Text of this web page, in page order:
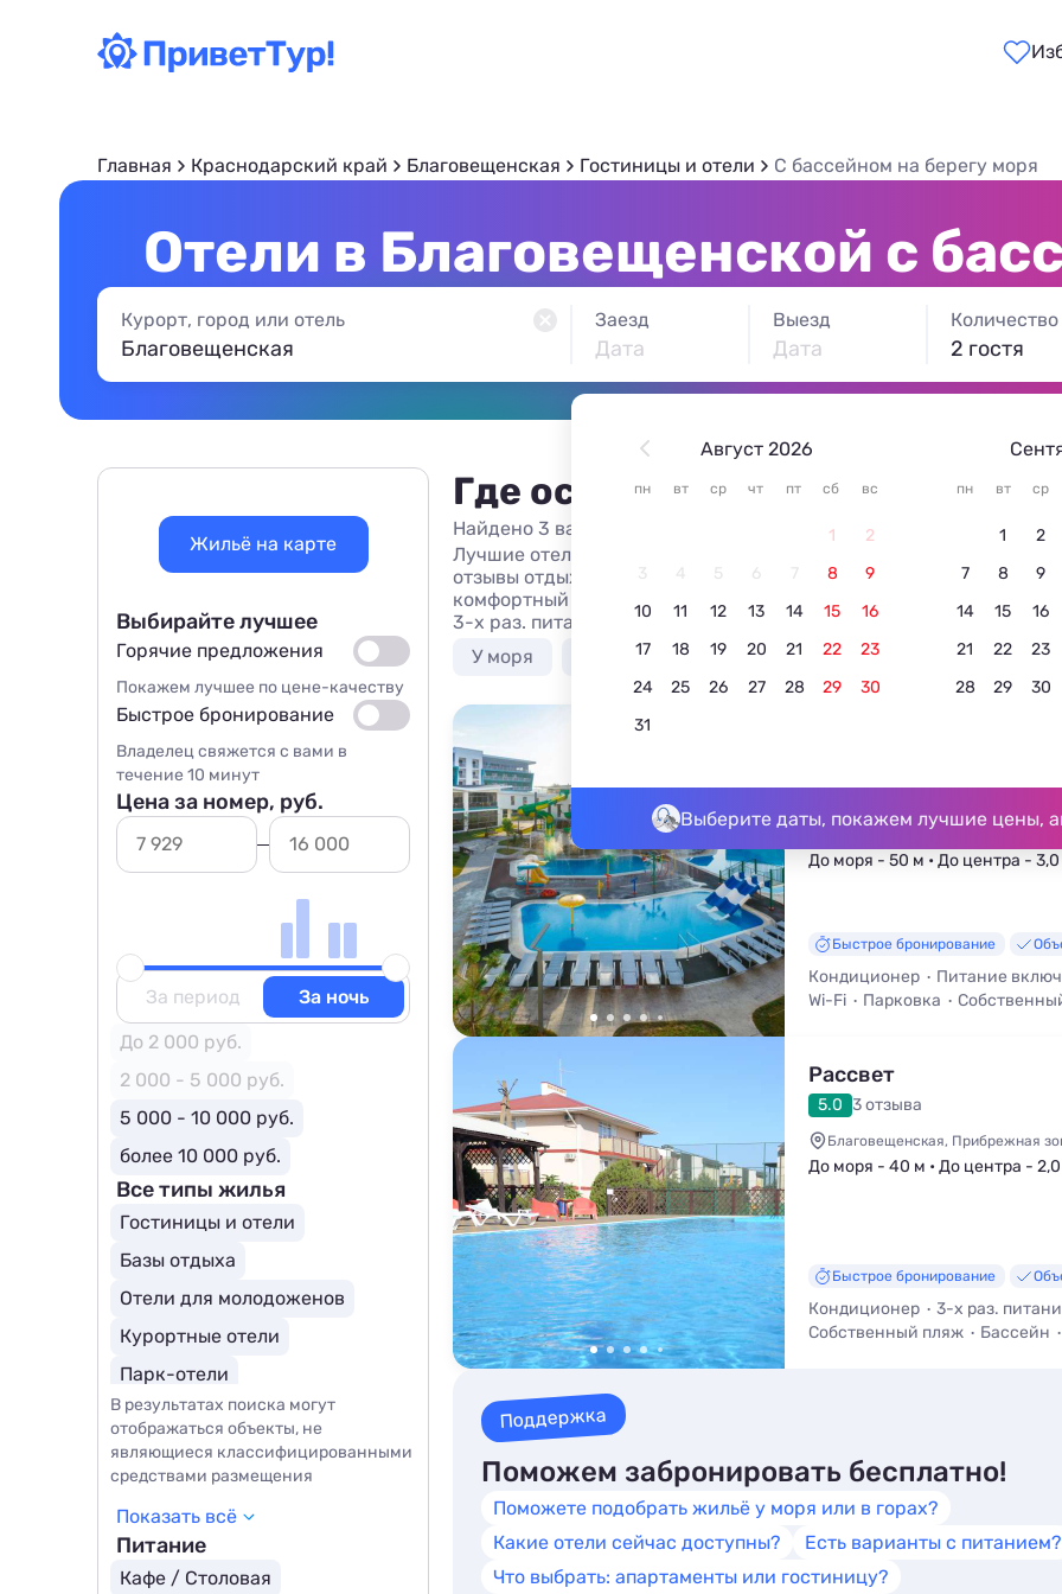
Главная Краснодарский край Благовещенская Гостиницы и отели С бассейном на берегу моря
Отели в Благовещенской с
Курорт, город или отель Заезд
Дата
Выезд
Дата
Август 2026
пн вт ср чт пт сб вс
1
2
3
4 5 6 7 8
9
10
11 12 13 14 15
16
17
18 19 20 21 22
23
24
25 26 27 28 29
30
31
пн вт ср
1
2
7
8
9
14
15
16
21
22
23
28
29 30
Выберите даты, покажем лучшие цены,
Количество
2 гостя
Где остановиться в
Найдено 3 варианта жилья из 3
Лучшие отели с бассейном у моря в Благовещенской в 2026
отзывы отдыхающих с фотографиями. Бронируйте номера в
комфортный отдых с бассейном на Чёрном море без
3-х раз. питанием, завтрак включен и кухней в номере.
У моря
С бассейном С питанием С собственным
До моря - 50 м • До центра -
Быстрое бронирование
Кондиционер
Питание
Wi-Fi
Парковка
Рассвет
5.0 3 отзыва
Благовещенская, Прибрежная
До моря - 40 м • До центра -
Быстрое бронирование
Кондиционер
3-х раз.
Собственный пляж
Бассейн
Поддержка
Поможем забронировать бесплатно!
Поможете подобрать жильё у моря или в горах?
Какие отели сейчас доступны?
Есть варианты с питанием?
Что выбрать: апартаменты или гостиницу?
Жильё на карте
Выбирайте лучшее
Горячие предложения
Покажем лучшее по цене-качеству
Быстрое бронирование
Владелец свяжется с вами в
течение 10 минут
Цена за номер, руб.
За период
За ночь
До 2 000 руб.
2 000 - 5 000 руб.
5 000 - 10 000 руб.
более 10 000 руб.
Все типы жилья
Гостиницы и отели
Базы отдыха
Отели для молодоженов
Курортные отели
Парк-отели
Загородные отели
SPA-отели
В результатах поиска могут
отображаться объекты, не
являющиеся классифицированными
средствами размещения
Показать всё
Питание
Кафе / Столовая